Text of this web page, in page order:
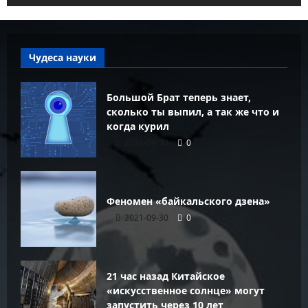
Чудеса науки
Большой Брат теперь знает,
сколько ты выпил, а так же что и
когда курил
2021-09-30 0
Феномен «байкальского дзена»
2021-09-30 0
21 час назад Китайское
«искусственное солнце» могут
запустить через 10 лет